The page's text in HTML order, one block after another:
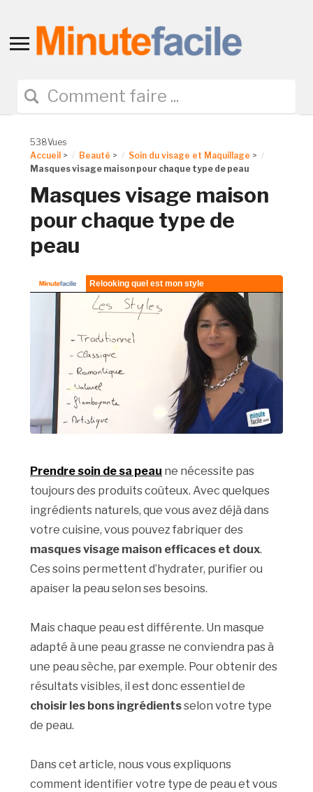
Toggle
navigation
538Vues
Accueil > Beauté > Soin du visage et Maquillage >
Masques visage maison pour chaque type de peau
Masques visage maison
pour chaque type de
peau
Prendre soin de sa peau ne nécessite pas
toujours des produits coûteux. Avec quelques
ingrédients naturels, que vous avez déjà dans
votre cuisine, vous pouvez fabriquer des
masques visage maison efficaces et doux.
Ces soins permettent d’hydrater, purifier ou
apaiser la peau selon ses besoins.
Mais chaque peau est différente. Un masque
adapté à une peau grasse ne conviendra pas à
une peau sèche, par exemple. Pour obtenir des
résultats visibles, il est donc essentiel de
choisir les bons ingrédientsselon votre type
de peau.
Dans cet article, nous vous expliquons
comment identifier votre type de peau et vous